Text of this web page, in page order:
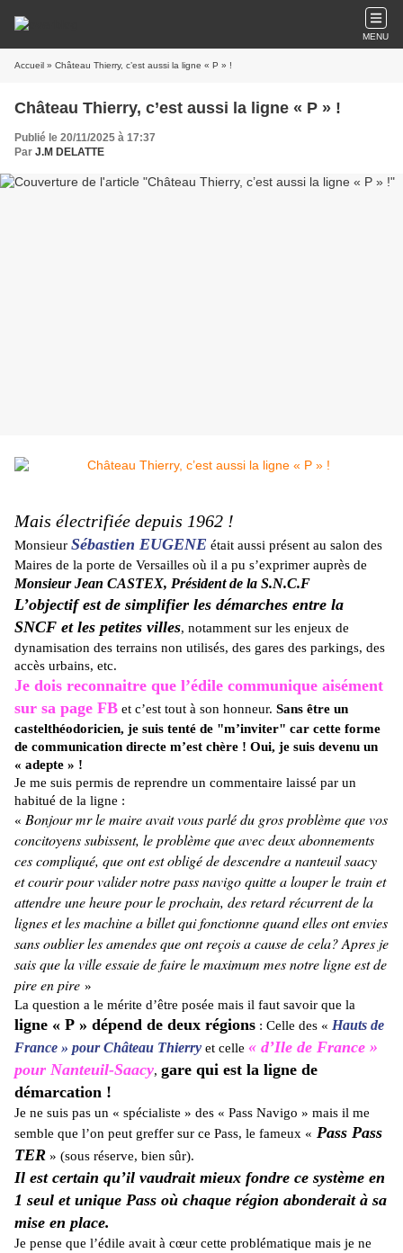
MENU
Accueil » Château Thierry, c’est aussi la ligne « P » !
Château Thierry, c’est aussi la ligne « P » !
Publié le 20/11/2025 à 17:37
Par J.M DELATTE
Mais électrifiée depuis 1962 !
Monsieur Sébastien EUGENE était aussi présent au salon des
Maires de la porte de Versailles où il a pu s’exprimer auprès de
Monsieur Jean CASTEX, Président de la S.N.C.F
L’objectif est de simplifier les démarches entre la
SNCF et les petites villes, notamment sur les enjeux de
dynamisation des terrains non utilisés, des gares des parkings, des
accès urbains, etc.
Je dois reconnaitre que l’édile communique aisément
sur sa page FB et c’est tout à son honneur. Sans être un
castelthéodoricien, je suis tenté de "m’inviter" car cette forme
de communication directe m’est chère ! Oui, je suis devenu un
« adepte » !
Je me suis permis de reprendre un commentaire laissé par un
habitué de la ligne :
« Bonjour mr le maire avait vous parlé du gros problème que vos
concitoyens subissent, le problème que avec deux abonnements
ces compliqué, que ont est obligé de descendre a nanteuil saacy
et courir pour valider notre pass navigo quitte a louper le train et
attendre une heure pour le prochain, des retard récurrent de la
lignes et les machine a billet qui fonctionne quand elles ont envies
sans oublier les amendes que ont reçois a cause de cela? Apres je
sais que la ville essaie de faire le maximum mes notre ligne est de
pire en pire »
La question a le mérite d’être posée mais il faut savoir que la
ligne « P » dépend de deux régions : Celle des « Hauts de
France » pour Château Thierry et celle « d’Ile de France »
pour Nanteuil-Saacy, gare qui est la ligne de
démarcation !
Je ne suis pas un « spécialiste » des « Pass Navigo » mais il me
semble que l’on peut greffer sur ce Pass, le fameux « Pass Pass
TER » (sous réserve, bien sûr).
Il est certain qu’il vaudrait mieux fondre ce système en
1 seul et unique Pass où chaque région abonderait à sa
mise en place.
Je pense que l’édile avait à cœur cette problématique mais je ne